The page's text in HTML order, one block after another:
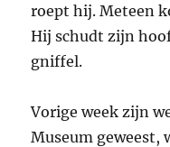
roept hij. Meteen
Hij schudt zijn
gniffel.
Vorige week zijn
Museum geweest,